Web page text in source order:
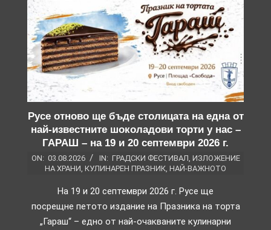
Русе отново ще бъде столицата на една от
най-известните шоколадови торти у нас –
ГАРАШ – на 19 и 20 септември 2026 г.
ON: 03.08.2026 IN: ГРАДСКИ ФЕСТИВАЛ ИЗЛОЖЕНИЕ
НА ХРАНИ КУЛИНАРЕН ПРАЗНИК НАЙ-ВАЖНОТО
На 19 и 20 септември 2026 г. Русе ще
посрещне петото издание на Празника на торта
„Гараш“ – едно от най-очакваните кулинарни